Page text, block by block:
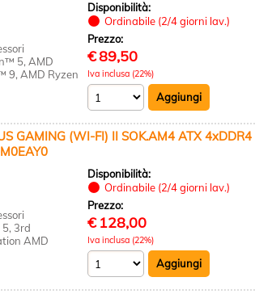
5, AMD
9, AMD Ryzen
Disponibilità:
Ordinabile (2/4 giorni lav.)
Prezzo:
€89,50
Iva inclusa (22%)
GAMING (WI-FI) II SOK.AM4 ATX 4xDDR4
3rd
AMD
Disponibilità:
Ordinabile (2/4 giorni lav.)
Prezzo:
€ 128,00
Iva inclusa (22%)